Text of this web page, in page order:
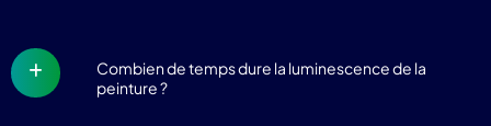
Combien de temps dure la luminescence de la
peinture ?